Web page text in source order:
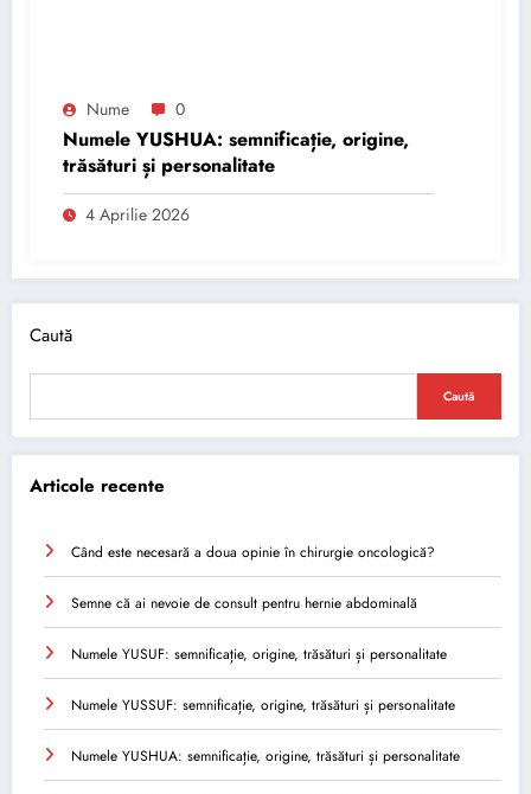
Nume 0
Numele YUSHUA: semnificație, origine,
trăsături și personalitate
4 Aprilie 2026
Caută
Caută
Articole recente
Când este necesară a doua opinie în chirurgie oncologică?
Semne că ai nevoie de consult pentru hernie abdominală
Numele YUSUF: semnificație, origine, trăsături și personalitate
Numele YUSSUF: semnificație, origine, trăsături și personalitate
Numele YUSHUA: semnificație, origine, trăsături și personalitate